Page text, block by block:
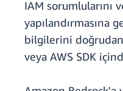
IAM sorumlularını
yapılandırmasına
bilgilerini
veya AWS SDK